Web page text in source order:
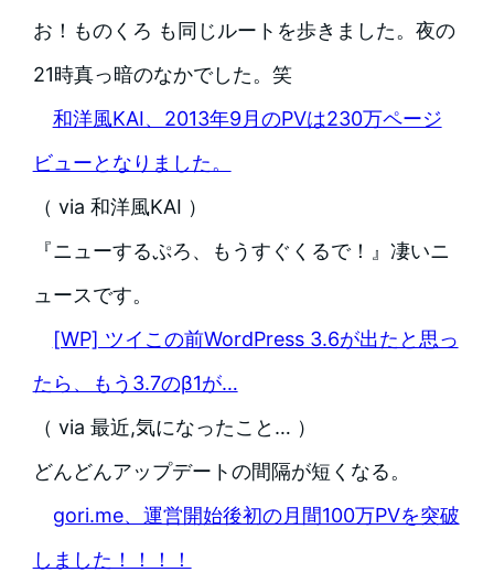
お！ものくろ も同じルートを歩きました。夜の
21時真っ暗のなかでした。笑
和洋風KAI、2013年9月のPVは230万ページ
ビューとなりました。
（ via 和洋風KAI ）
『ニューするぷろ、もうすぐくるで！』凄いニ
ュースです。
[WP] ツイこの前WordPress 3.6が出たと思っ
たら、もう3.7のβ1が…
（ via 最近,気になったこと… ）
どんどんアップデートの間隔が短くなる。
gori.me、運営開始後初の月間100万PVを突破
しました！！！！